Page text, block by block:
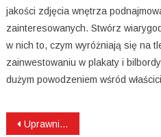
jakości zdjęcia wnętrza
zainteresowanych. Stwórz
w nich to, czym wyróżniają się na
zainwestowaniu w plakaty i
dużym powodzeniem wśród
Nawigacja
Uprawnienia SEP i gazowe – co trzeba o nich wiedzieć?